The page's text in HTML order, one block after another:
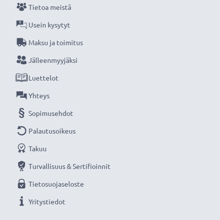
Tietoa meistä
Usein kysytyt
Maksu ja toimitus
Jälleenmyyjäksi
Luettelot
Yhteys
Sopimusehdot
Palautusoikeus
Takuu
Turvallisuus & Sertifioinnit
Tietosuojaseloste
Yritystiedot